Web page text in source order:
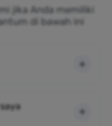
jika Anda memiliki
di bawah ini